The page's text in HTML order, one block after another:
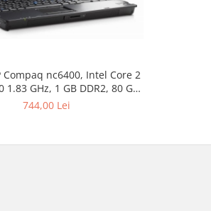
Compaq nc6400, Intel Core 2
1.83 GHz, 1 GB DDR2, 80 GB
DVD-CDRW, Wi-Fi, Card
3 ANI GARANTIE
744,00 Lei